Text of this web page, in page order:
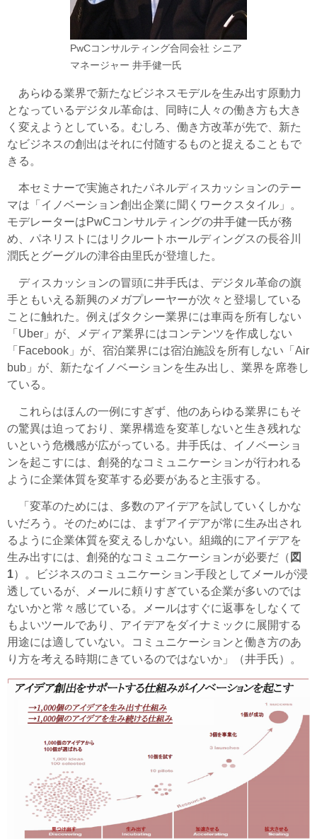
PwCコンサルティング合同会社 シニア
マネージャー 井手健一氏
あらゆる業界で新たなビジネスモデルを生み出す原動力
となっているデジタル革命は、同時に人々の働き方も大き
く変えようとしている。むしろ、働き方改革が先で、新た
なビジネスの創出はそれに付随するものと捉えることもで
きる。
本セミナーで実施されたパネルディスカッションのテー
マは「イノベーション創出企業に聞くワークスタイル」。
モデレーターはPwCコンサルティングの井手健一氏が務
め、パネリストにはリクルートホールディングスの長谷川
潤氏とグーグルの津谷由里氏が登壇した。
ディスカッションの冒頭に井手氏は、デジタル革命の旗
手ともいえる新興のメガプレーヤーが次々と登場している
ことに触れた。例えばタクシー業界には車両を所有しない
「Uber」が、メディア業界にはコンテンツを作成しない
「Facebook」が、宿泊業界には宿泊施設を所有しない「Air
bub」が、新たなイノベーションを生み出し、業界を席巻し
ている。
これらはほんの一例にすぎず、他のあらゆる業界にもそ
の驚異は迫っており、業界構造を変革しないと生き残れな
いという危機感が広がっている。井手氏は、イノベーショ
ンを起こすには、創発的なコミュニケーションが行われる
ように企業体質を変革する必要があると主張する。
「変革のためには、多数のアイデアを試していくしかな
いだろう。そのためには、まずアイデアが常に生み出され
るように企業体質を変えるしかない。組織的にアイデアを
生み出すには、創発的なコミュニケーションが必要だ（ 図
1）。ビジネスのコミュニケーション手段としてメールが浸
透しているが、メールに頼りすぎている企業が多いのでは
ないかと常々感じている。メールはすぐに返事をしなくて
もよいツールであり、アイデアをダイナミックに展開する
用途には適していない。コミュニケーションと働き方のあ
り方を考える時期にきているのではないか」（井手氏）。